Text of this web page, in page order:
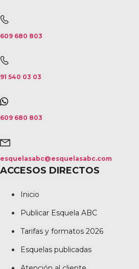
609 680 803
91 540 03 03
609 680 803
esquelasabc@esquelasabc.com
ACCESOS DIRECTOS
Inicio
Publicar Esquela ABC
Tarifas y formatos 2026
Esquelas publicadas